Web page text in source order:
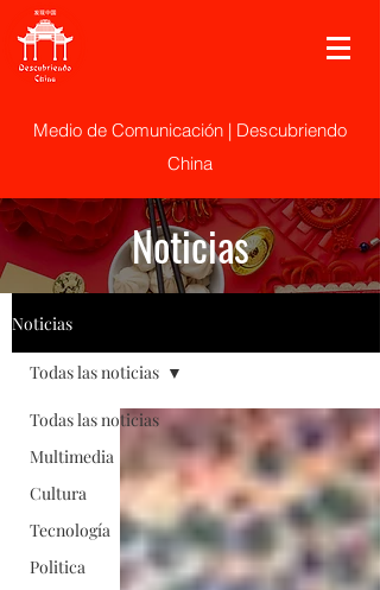
Medio de Comunicación | Descubriendo
China
Noticias
Noticias
Todas las noticias
Multimedia
Cultura
Tecnología
Politica
Todas las noticias